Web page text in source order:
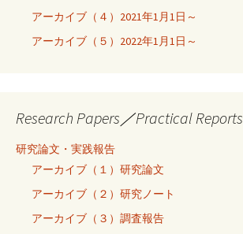
アーカイブ（４）2021年1月1日～
アーカイブ（５）2022年1月1日～
Research Papers／Practical Reports
研究論文・実践報告
アーカイブ（１）研究論文
アーカイブ（２）研究ノート
アーカイブ（３）調査報告